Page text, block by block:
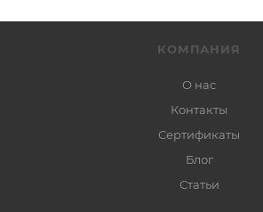
КОМПАНИЯ
О нас
Контакты
Сертификаты
Блог
Статьи